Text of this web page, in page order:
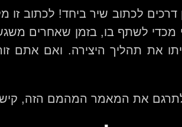
דרכים לכתוב שיר ביחד! לכתוב
מכדי לשתף בו, בזמן שאחרים
את תהליך היצירה. ואם אתם
את המאמר המהמם הזה,